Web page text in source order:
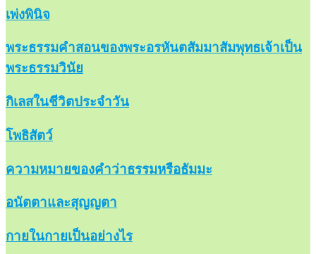
เพ่งพินิจ
พระธรรมคำสอนของพระอรหันตสัมมาสัมพุทธเจ้าเป็น
พระธรรมวินัย
กิเลสในชีวิตประจำวัน
โพธิสัตว์
ความหมายของคำว่าธรรมหรือธัมมะ
อนัตตาและสุญญตา
กายในกายเป็นอย่างไร